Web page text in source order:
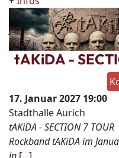
17
Jan
2027
tAKiDA -
17. Januar 2027 19:00
Stadthalle Aurich
tAKiDA - SECTION 7
Rockband tAKiDA im